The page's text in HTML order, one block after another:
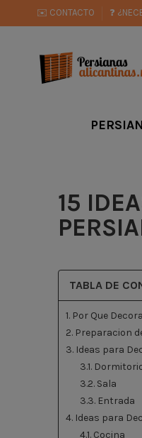
✉️ CONTACTO ❓
15
TABLA DE
1. Por Que
2. Preparacion
3. Ideas para
3.1.
3.2. Sala
3.3. Entrada
4. Ideas para
4.1. Cocina